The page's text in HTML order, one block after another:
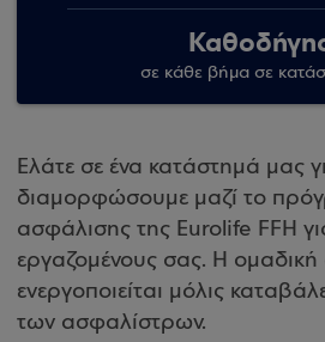
σε κάθε βήμα σε
Ελάτε σε ένα κατάστημά μας
διαμορφώσουμε μαζί το
ασφάλισης της Eurolife FFH
εργαζομένους σας. Η
ενεργοποιείται μόλις
των ασφαλίστρων.